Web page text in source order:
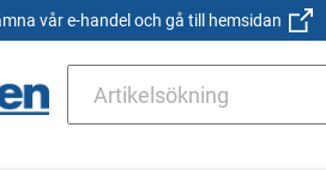
vår e-handel och gå till hemsidan